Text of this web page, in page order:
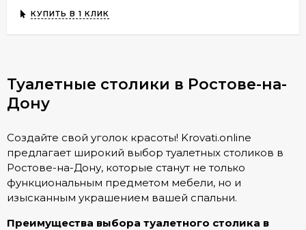
КУПИТЬ В 1 КЛИК
Туалетные столики в Ростове-на-
Дону
Создайте свой уголок красоты! Krovati.online
предлагает широкий выбор туалетных столиков в
Ростове-на-Дону, которые станут не только
функциональным предметом мебели, но и
изысканным украшением вашей спальни.
Преимущества выбора туалетного столика в